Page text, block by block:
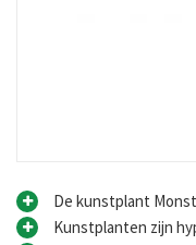
De kunstplant
Kunstplanten zijn